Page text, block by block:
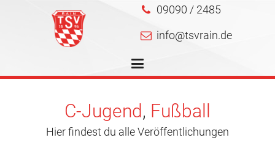
09090 / 2485
info@tsvrain.de
C-Jugend, Fußball
Hier findest du alle Veröffentlichungen